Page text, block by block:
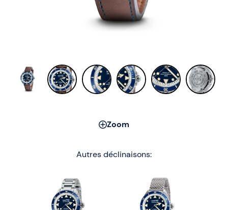
Zoom
Autres déclinaisons: